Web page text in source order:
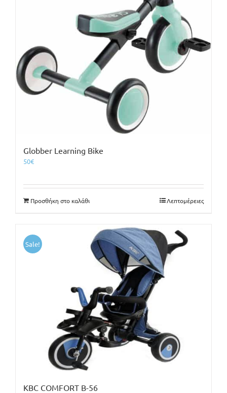
Globber Learning Bike
50€
Προσθήκη στο καλάθι Λεπτομέρειες
Sale!
KBC COMFORT B-56